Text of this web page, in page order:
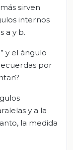
sirven
internos
a y b.
y el ángulo
por
y a la
la medida